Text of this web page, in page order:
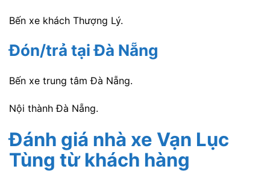
Bến xe khách Thượng Lý.
Đón/trả tại Đà Nẵng
Bến xe trung tâm Đà Nẵng.
Nội thành Đà Nẵng.
Đánh giá nhà xe Vạn Lục
Tùng từ khách hàng